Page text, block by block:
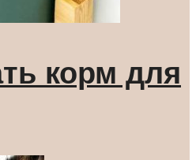
корм для